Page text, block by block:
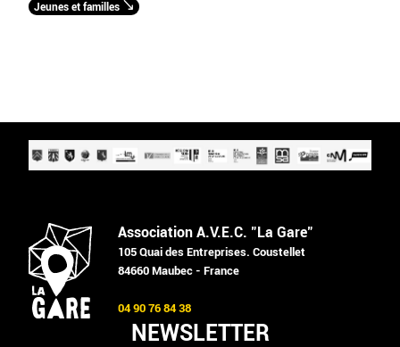
Jeunes et familles
Association A.V.E.C. "La Gare"
105 Quai des Entreprises. Coustellet
84660 Maubec - France
04 90 76 84 38
NEWSLETTER